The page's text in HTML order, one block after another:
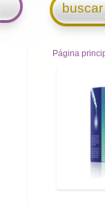
Página